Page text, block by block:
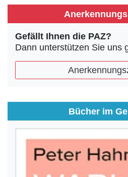
Gefällt Ihnen die PAZ?
Dann unterstützen Sie uns
Bücher im